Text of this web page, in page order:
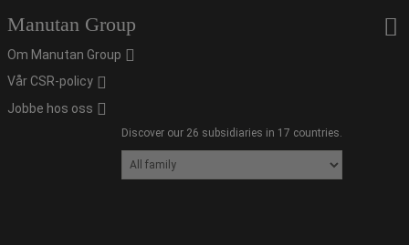
Manutan Group
Om Manutan Group
Vår CSR-policy
Jobbe hos oss
Discover our 26 subsidiaries in 17 countries.